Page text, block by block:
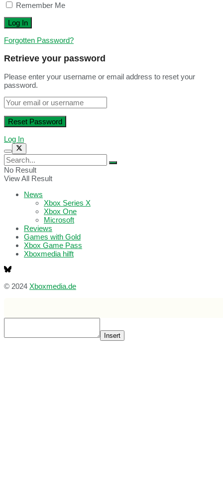
Remember Me
Forgotten Password?
Retrieve your password
Please enter your username or email address to reset your
password.
Log In
No Result
View All Result
News
Xbox Series X
Xbox One
Microsoft
Reviews
Games with Gold
Xbox Game Pass
Xboxmedia hilft
© 2024 Xboxmedia.de
Insert